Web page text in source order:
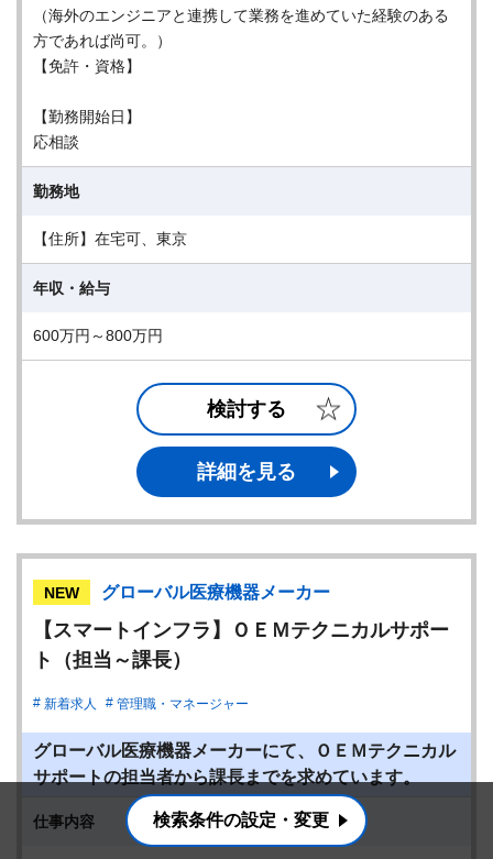
（海外のエンジニアと連携して業務を進めていた経験のある
方であれば尚可。）
【免許・資格】
【勤務開始日】
応相談
勤務地
【住所】在宅可、東京
年収・給与
600万円～800万円
検討する
詳細を見る
NEW グローバル医療機器メーカー
【スマートインフラ】ＯＥＭテクニカルサポー
ト（担当～課長）
新着求人 管理職・マネージャー
グローバル医療機器メーカーにて、ＯＥＭテクニカル
サポートの担当者から課長までを求めています。
仕事内容 検索条件の設定・変更